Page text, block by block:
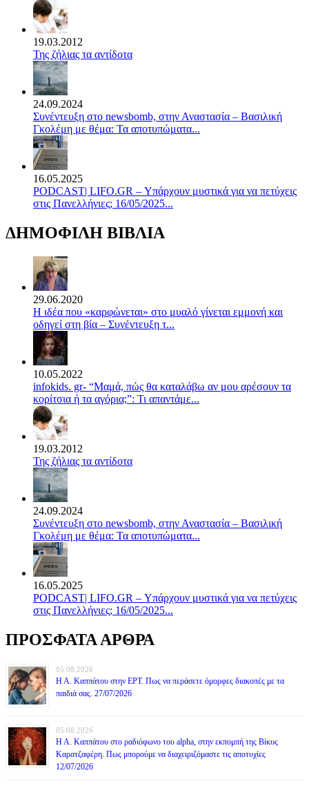
19.03.2012
Της ζήλιας τα αντίδοτα
24.09.2024
Συνέντευξη στο newsbomb, στην Αναστασία – Βασιλική
Γκολέμη με θέμα: Τα αποτυπώματα...
16.05.2025
PODCAST| LIFO.GR – Υπάρχουν μυστικά για να πετύχεις
στις Πανελλήνιες; 16/05/2025...
ΔΗΜΟΦΙΛΗ ΒΙΒΛΙΑ
29.06.2020
Η ιδέα που «καρφώνεται» στο μυαλό γίνεται εμμονή και
οδηγεί στη βία – Συνέντευξη τ...
10.05.2022
infokids. gr- “Μαμά, πώς θα καταλάβω αν μου αρέσουν τα
κορίτσια ή τα αγόρια;”: Τι απαντάμε...
19.03.2012
Της ζήλιας τα αντίδοτα
24.09.2024
Συνέντευξη στο newsbomb, στην Αναστασία – Βασιλική
Γκολέμη με θέμα: Τα αποτυπώματα...
16.05.2025
PODCAST| LIFO.GR – Υπάρχουν μυστικά για να πετύχεις
στις Πανελλήνιες; 16/05/2025...
ΠΡΟΣΦΑΤΑ ΑΡΘΡΑ
05.08.2026
Η Α. Καππάτου στην ΕΡΤ. Πως να περάσετε όμορφες διακοπές με τα
παιδιά σας. 27/07/2026
05.08.2026
Η Α. Καππάτου στο ραδιόφωνο του alpha, στην εκπομπή της Βίκυς
Καρατζαφέρη. Πως μπορούμε να διαχειριζόμαστε τις αποτυχίες
12/07/2026